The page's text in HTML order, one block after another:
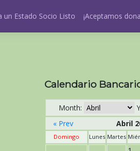
un Estado Socio Listo ¡Aceptamos
Calendario
Month:
« Prev
Abril
Domingo Lunes Martes